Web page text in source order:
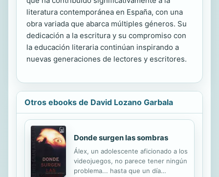
literatura contemporánea en España, con una
obra variada que abarca múltiples géneros. Su
dedicación a la escritura y su compromiso con
la educación literaria continúan inspirando a
nuevas generaciones de lectores y escritores.
Otros ebooks de David Lozano Garbala
Donde surgen las sombras
Álex, un adolescente aficionado a los
videojuegos, no parece tener ningún
problema... hasta que un día